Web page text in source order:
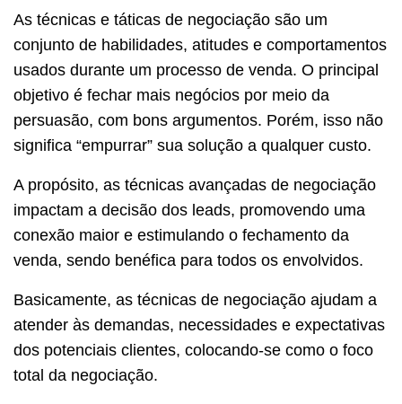
As técnicas e táticas de negociação são um
conjunto de habilidades, atitudes e comportamentos
usados durante um processo de venda. O principal
objetivo é fechar mais negócios por meio da
persuasão, com bons argumentos. Porém, isso não
significa “empurrar” sua solução a qualquer custo.
A propósito, as técnicas avançadas de negociação
impactam a decisão dos leads, promovendo uma
conexão maior e estimulando o fechamento da
venda, sendo benéfica para todos os envolvidos.
Basicamente, as técnicas de negociação ajudam a
atender às demandas, necessidades e expectativas
dos potenciais clientes, colocando-se como o foco
total da negociação.